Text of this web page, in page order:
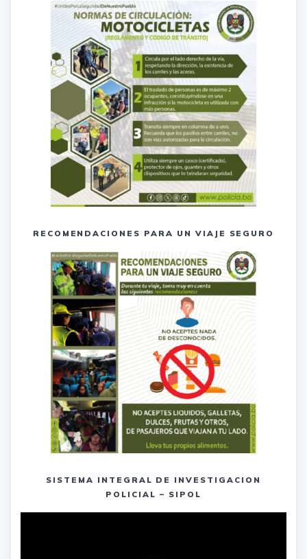
RECOMENDACIONES PARA UN VIAJE SEGURO
SISTEMA INTEGRAL DE INVESTIGACION
POLICIAL – SIPOL